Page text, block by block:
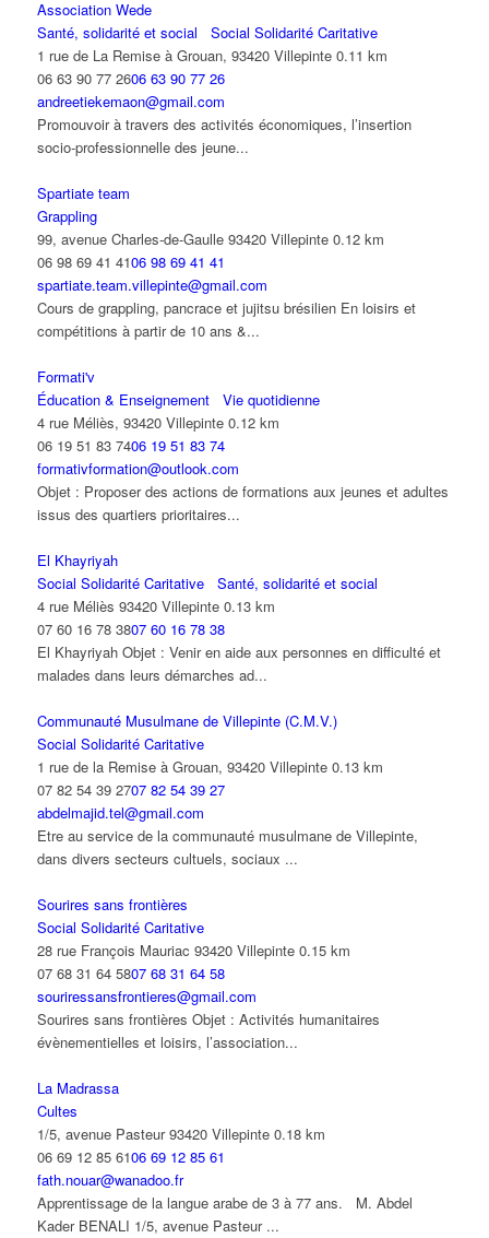
Association Wede
Santé, solidarité et social
Social Solidarité Caritative
1 rue de La Remise à Grouan, 93420 Villepinte 0.11 km
06 63 90 77 2606 63 90 77 26
andreetiekemaon@gmail.com
Promouvoir à travers des activités économiques, l’insertion
socio-professionnelle des jeune...
Spartiate team
Grappling
99, avenue Charles-de-Gaulle 93420 Villepinte 0.12 km
06 98 69 41 4106 98 69 41 41
spartiate.team.villepinte@gmail.com
Cours de grappling, pancrace et jujitsu brésilien En loisirs et
compétitions à partir de 10 ans &...
Formati'v
Éducation & Enseignement
Vie quotidienne
4 rue Méliès, 93420 Villepinte 0.12 km
06 19 51 83 7406 19 51 83 74
formativformation@outlook.com
Objet : Proposer des actions de formations aux jeunes et adultes
issus des quartiers prioritaires...
El Khayriyah
Social Solidarité Caritative
Santé, solidarité et social
4 rue Méliès 93420 Villepinte 0.13 km
07 60 16 78 3807 60 16 78 38
El Khayriyah Objet : Venir en aide aux personnes en difficulté et
malades dans leurs démarches ad...
Communauté Musulmane de Villepinte (C.M.V.)
Social Solidarité Caritative
1 rue de la Remise à Grouan, 93420 Villepinte 0.13 km
07 82 54 39 2707 82 54 39 27
abdelmajid.tel@gmail.com
Etre au service de la communauté musulmane de Villepinte,
dans divers secteurs cultuels, sociaux ...
Sourires sans frontières
Social Solidarité Caritative
28 rue François Mauriac 93420 Villepinte 0.15 km
07 68 31 64 5807 68 31 64 58
souriressansfrontieres@gmail.com
Sourires sans frontières Objet : Activités humanitaires
évènementielles et loisirs, l’association...
La Madrassa
Cultes
1/5, avenue Pasteur 93420 Villepinte 0.18 km
06 69 12 85 6106 69 12 85 61
fath.nouar@wanadoo.fr
Apprentissage de la langue arabe de 3 à 77 ans. M. Abdel
Kader BENALI 1/5, avenue Pasteur ...